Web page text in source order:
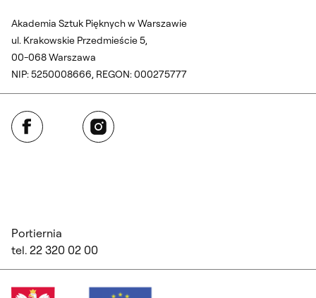
Akademia Sztuk Pięknych w Warszawie
ul. Krakowskie Przedmieście 5,
00-068 Warszawa
NIP: 5250008666, REGON: 000275777
Facebook Instagram
Portiernia
tel. 22 320 02 00